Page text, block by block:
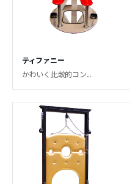
ティファニー
かわいく比較的コン...